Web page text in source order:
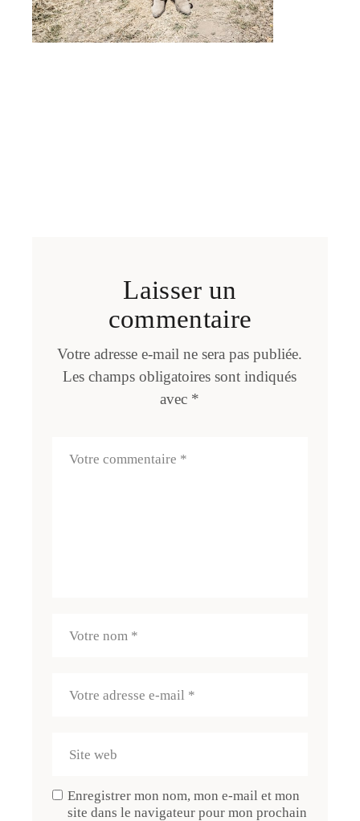
Laisser un
commentaire
Votre adresse e-mail ne sera pas publiée.
Les champs obligatoires sont indiqués
avec *
Enregistrer mon nom, mon e-mail et mon
site dans le navigateur pour mon prochain